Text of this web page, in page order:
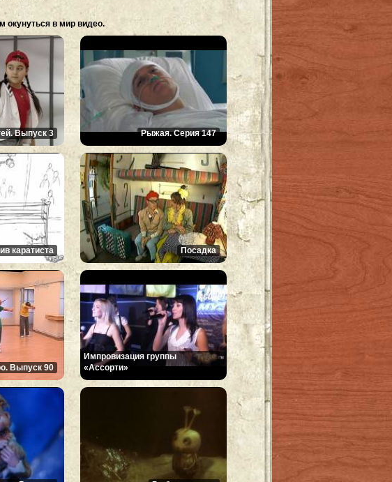
окунуться в мир видео.
Выпуск 3 Рыжая. Серия 147
каратиста Посадка
Выпуск 90
Импровизация группы
«Ассорти»